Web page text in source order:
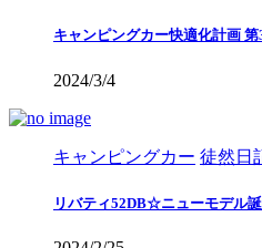
キャンピングカー快適化計画 第
2024/3/4
キャンピングカー 徒然日
リバティ52DB☆ニューモデル誕